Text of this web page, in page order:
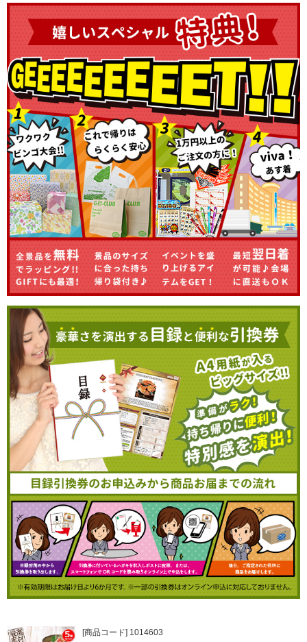
[商品コード] 1014603